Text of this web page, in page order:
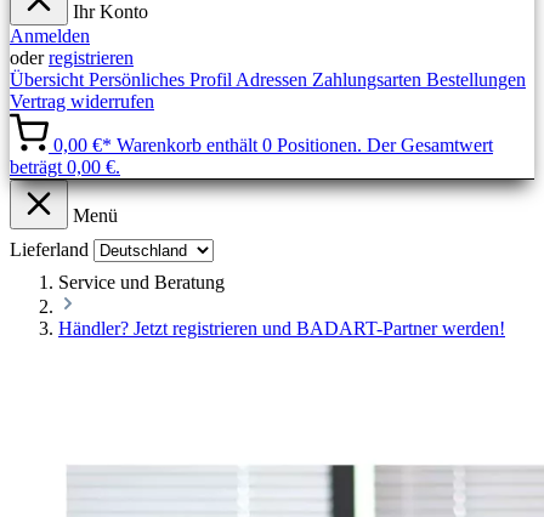
Ihr Konto
Anmelden
oderregistrieren
Übersicht Persönliches Profil Adressen Zahlungsarten Bestellungen
Vertrag widerrufen
0,00 €* Warenkorb enthält 0 Positionen. Der Gesamtwert
beträgt 0,00 €.
Menü
Lieferland
Service und Beratung
Händler? Jetzt registrieren und BADART-Partner werden!